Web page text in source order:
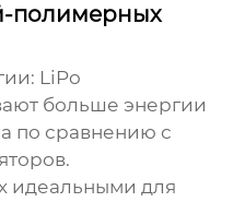
полимерных
LiPo
больше энергии
по сравнению с
идеальными для